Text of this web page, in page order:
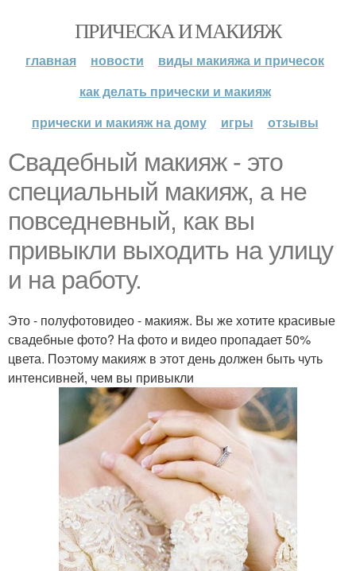
ПРИЧЕСКА И МАКИЯЖ
главная новости
виды макияжа и причесок
как делать прически и макияж
прически и макияж на дому
игры отзывы
Свадебный макияж - это
специальный макияж, а не
повседневный, как вы
привыкли выходить на улицу
и на работу.
Это - полуфотовидео - макияж. Вы же хотите красивые
свадебные фото? На фото и видео пропадает 50%
цвета. Поэтому макияж в этот день должен быть чуть
интенсивней, чем вы привыкли